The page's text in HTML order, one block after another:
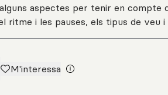
aspectes per tenir en compte
ritme i les pauses, els tipus de veu
M'interessa